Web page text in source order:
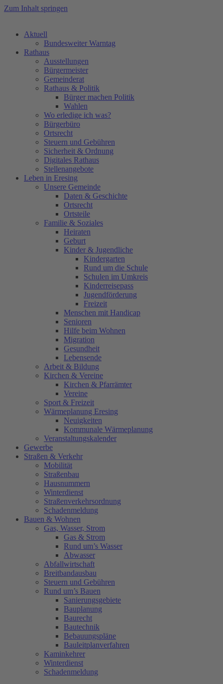
Zum Inhalt springen
Aktuell
Bundesweiter Warntag
Rathaus
Ausstellungen
Bürgermeister
Gemeinderat
Rathaus & Politik
Bürger machen Politik
Wahlen
Wo erledige ich was?
Bürgerbüro
Ortsrecht
Steuern und Gebühren
Sicherheit & Ordnung
Digitales Rathaus
Stellenangebote
Leben in Eresing
Unsere Gemeinde
Daten & Geschichte
Ortsrecht
Ortsteile
Familie & Soziales
Heiraten
Geburt
Kinder & Jugendliche
Kindergarten
Rund um die Schule
Schulen im Umkreis
Kinderreisepass
Jugendförderung
Freizeit
Menschen mit Handicap
Senioren
Hilfe beim Wohnen
Migration
Gesundheit
Lebensende
Arbeit & Bildung
Kirchen & Vereine
Kirchen & Pfarrämter
Vereine
Sport & Freizeit
Wärmeplanung Eresing
Neuigkeiten
Kommunale Wärmeplanung
Veranstaltungskalender
Gewerbe
Straßen & Verkehr
Mobilität
Straßenbau
Hausnummern
Winterdienst
Straßenverkehrsordnung
Schadenmeldung
Bauen & Wohnen
Gas, Wasser, Strom
Gas & Strom
Rund um’s Wasser
Abwasser
Abfallwirtschaft
Breitbandausbau
Steuern und Gebühren
Rund um’s Bauen
Sanierungsgebiete
Bauplanung
Baurecht
Bautechnik
Bebauungspläne
Bauleitplanverfahren
Kaminkehrer
Winterdienst
Schadenmeldung